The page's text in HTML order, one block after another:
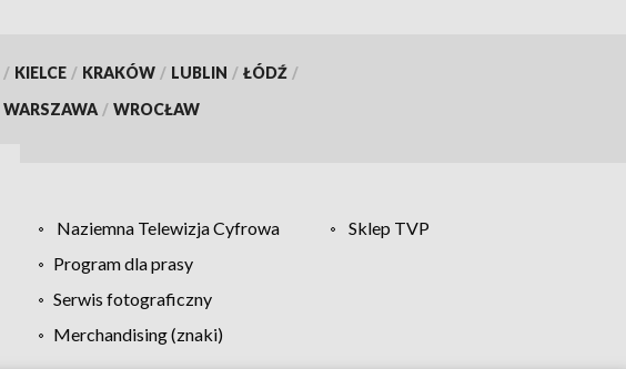
/ KIELCE / KRAKÓW / LUBLIN / ŁÓDŹ /
WARSZAWA / WROCŁAW
Naziemna Telewizja Cyfrowa
Sklep TVP
Program dla prasy
Serwis fotograficzny
Merchandising (znaki)